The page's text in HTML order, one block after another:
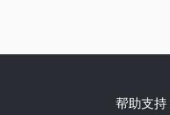
帮助支持